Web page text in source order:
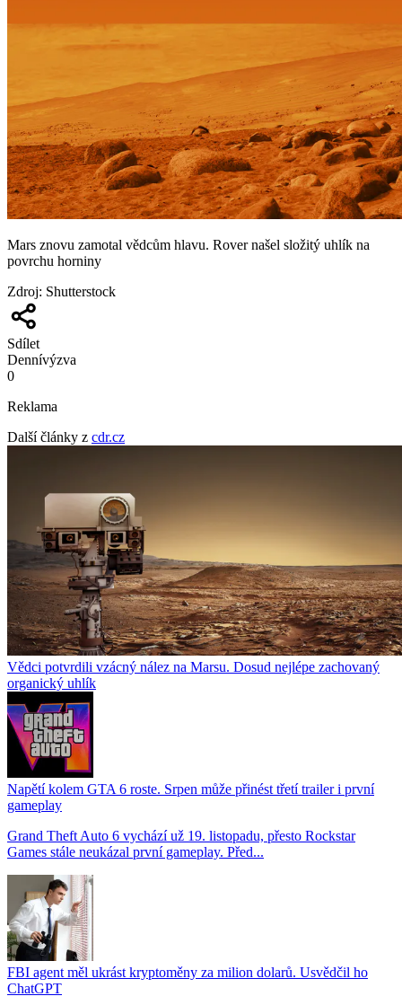
Mars znovu zamotal vědcům hlavu. Rover našel složitý uhlík na
povrchu horniny
Zdroj: Shutterstock
Sdílet
Dennívýzva
0
Reklama
Další články z cdr.cz
Vědci potvrdili vzácný nález na Marsu. Dosud nejlépe zachovaný
organický uhlík
Napětí kolem GTA 6 roste. Srpen může přinést třetí trailer i první
gameplay
Grand Theft Auto 6 vychází už 19. listopadu, přesto Rockstar
Games stále neukázal první gameplay. Před...
FBI agent měl ukrást kryptoměny za milion dolarů. Usvědčil ho
ChatGPT